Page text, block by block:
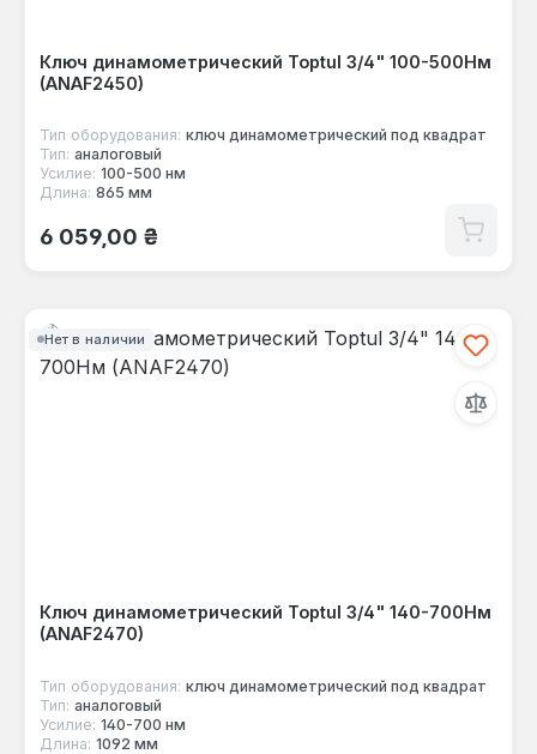
Ключ динамометрический Toptul 3/4" 100-500Нм
(ANAF2450)
Тип оборудования: ключ динамометрический под квадрат
Тип: аналоговый
Усилие: 100-500 нм
Длина: 865 мм
Обычная цена:
6 059,00 ₴
Нет в наличии
Ключ динамометрический Toptul 3/4" 140-700Нм
(ANAF2470)
Тип оборудования: ключ динамометрический под квадрат
Тип: аналоговый
Усилие: 140-700 нм
Длина: 1092 мм